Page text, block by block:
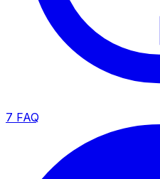
7 FAQ